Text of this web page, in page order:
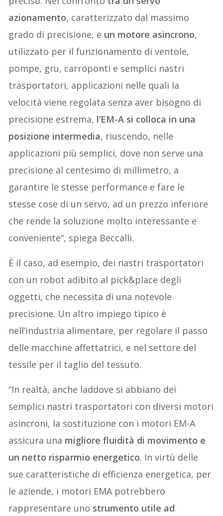
azionamento, caratterizzato dal massimo
grado di precisione, e un motore asincrono,
utilizzato per il funzionamento di ventole,
pompe, gru, carroponti e semplici nastri
trasportatori, applicazioni nelle quali la
velocità viene regolata senza aver bisogno di
precisione estrema, l’EM-A si colloca in una
posizione intermedia, riuscendo, nelle
applicazioni più semplici, dove non serve una
precisione al centesimo di millimetro, a
garantire le stesse performance e fare le
stesse cose di un servo, ad un prezzo inferiore
che rende la soluzione molto interessante e
conveniente”, spiega Beccalli.
È il caso, ad esempio, dei nastri trasportatori
con un robot adibito al pick&place degli
oggetti, che necessita di una notevole
precisione. Un altro impiego tipico è
nell’industria alimentare, per regolare il passo
delle macchine affettatrici, e nel settore del
tessile per il taglio del tessuto.
“In realtà, anche laddove si abbiano dei
semplici nastri trasportatori con diversi motori
asincroni, la sostituzione con i motori EM-A
assicura una migliore fluidità di movimento e
un netto risparmio energetico. In virtù delle
sue caratteristiche di efficienza energetica, per
le aziende, i motori EMA potrebbero
rappresentare uno strumento utile ad